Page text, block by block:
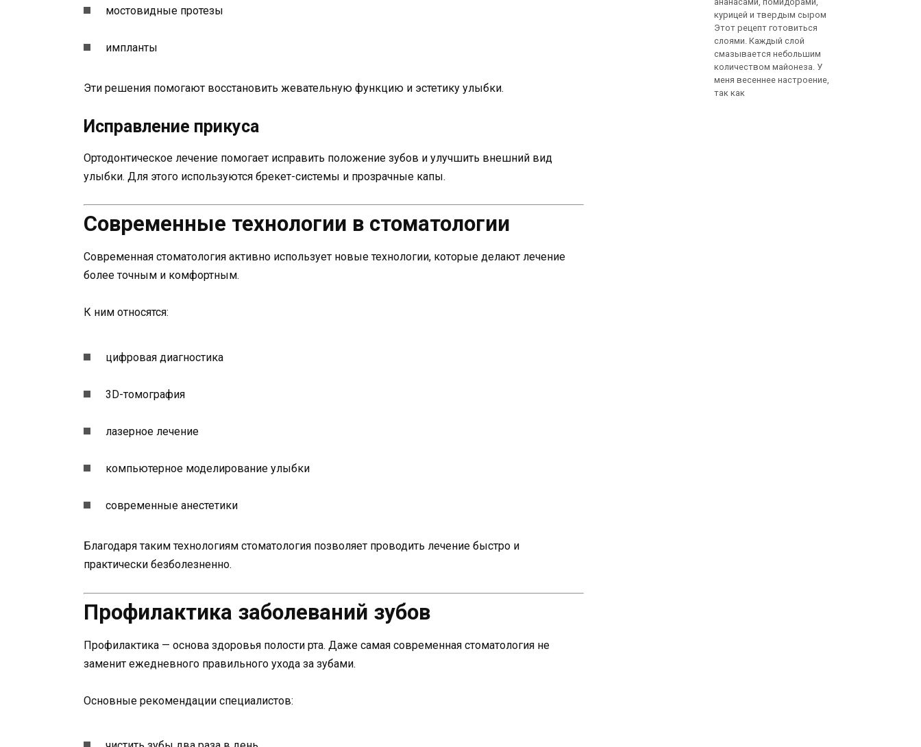
мостовидные протезы
импланты
Эти решения помогают восстановить жевательную функцию и эстетику улыбки.
Исправление прикуса
Ортодонтическое лечение помогает исправить положение зубов и улучшить внешний вид
улыбки. Для этого используются брекет-системы и прозрачные капы.
Современные технологии в стоматологии
Современная стоматология активно использует новые технологии, которые делают лечение
более точным и комфортным.
К ним относятся:
цифровая диагностика
3D-томография
лазерное лечение
компьютерное моделирование улыбки
современные анестетики
Благодаря таким технологиям стоматология позволяет проводить лечение быстро и
практически безболезненно.
Профилактика заболеваний зубов
Профилактика — основа здоровья полости рта. Даже самая современная стоматология не
заменит ежедневного правильного ухода за зубами.
Основные рекомендации специалистов:
курицей и твердым сыром
Этот рецепт готовиться
слоями. Каждый слой
смазывается небольшим
количеством майонеза. У
меня весеннее настроение,
так как